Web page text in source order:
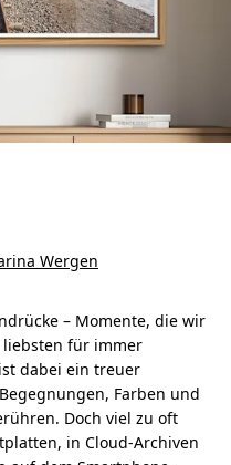
Wergen
– Momente, die wir
für immer
dabei ein treuer
Farben und
Doch viel zu oft
in Cloud-Archiven